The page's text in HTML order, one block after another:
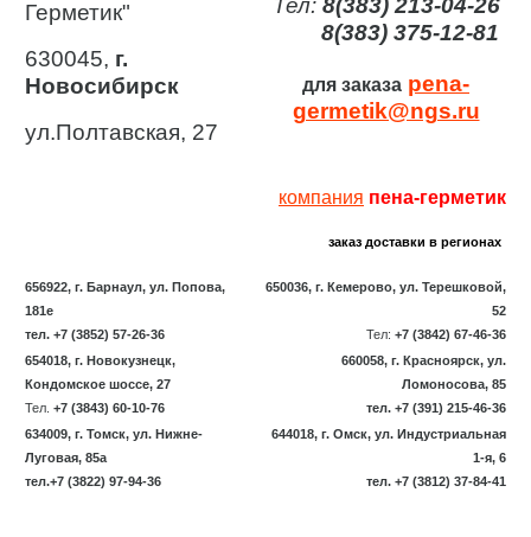
Герметик"
630045, г.
Новосибирск
ул.Полтавская, 27
Тел: 8(383) 213-04-26
8(383) 375-12-81
для заказа pena-
germetik@ngs.ru
компания пена-герметик
заказ доставки в регионах
656922, г. Барнаул, ул. Попова,
181е
тел. +7 (3852) 57-26-36
650036, г. Кемерово, ул. Терешковой,
52
Тел: +7 (3842) 67-46-36
654018, г. Новокузнецк,
Кондомское шоссе, 27
Тел. +7 (3843) 60-10-76
660058, г. Красноярск, ул.
Ломоносова, 85
тел. +7 (391) 215-46-36
634009, г. Томск, ул. Нижне-
Луговая, 85а
тел.+7 (3822) 97-94-36
644018, г. Омск, ул. Индустриальная
1-я, 6
тел. +7 (3812) 37-84-41